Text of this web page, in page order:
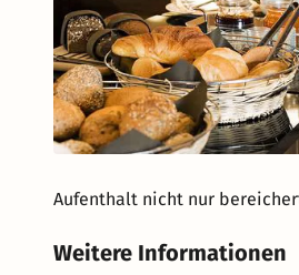
Aufenthalt nicht nur
Weitere Informationen